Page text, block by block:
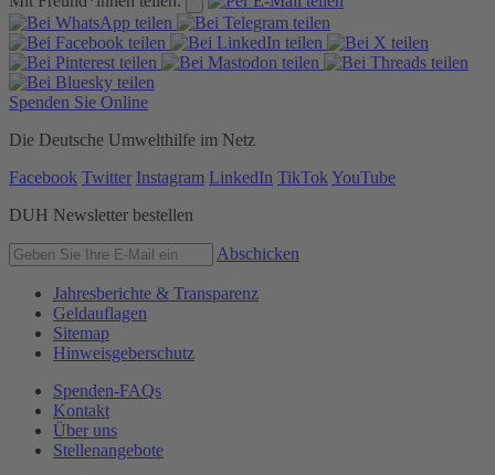
Spenden Sie Online
Die Deutsche Umwelthilfe im Netz
Facebook Twitter Instagram LinkedIn TikTok YouTube
DUH Newsletter bestellen
Abschicken
Jahresberichte & Transparenz
Geldauflagen
Sitemap
Hinweisgeberschutz
Spenden-FAQs
Kontakt
Über uns
Stellenangebote